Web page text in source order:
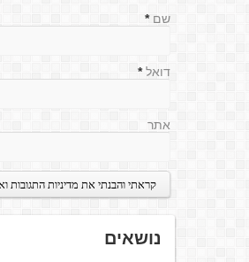
שם *
דואל *
אתר
נושאים